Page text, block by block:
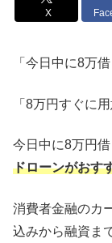
X
「今日中に8万借
「8万円すぐに
今日中に8万円借
ドローンがおす
消費者金融のカ
込みから融資ま